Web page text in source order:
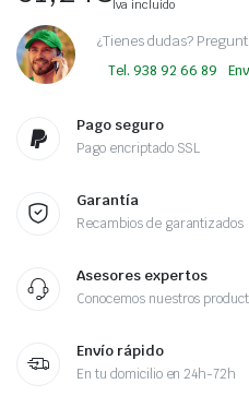
Iva incluido
¿Tienes dudas?
Tel. 938 92 66 89
Pago seguro
Pago encriptado SSL
Garantía
Recambios de garantizados
Asesores expertos
Conocemos nuestros
Envío rápido
En tu domicilio en 24h-72h